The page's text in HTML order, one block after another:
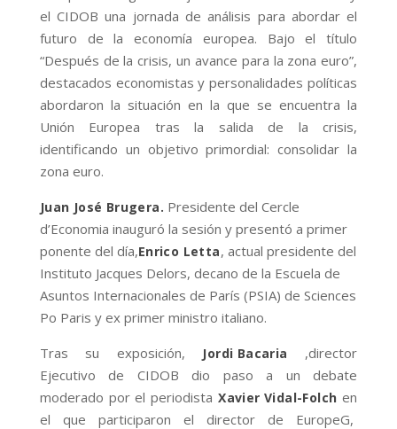
el CIDOB una jornada de análisis para abordar el
futuro de la economía europea. Bajo el título
“Después de la crisis, un avance para la zona euro”,
destacados economistas y personalidades políticas
abordaron la situación en la que se encuentra la
Unión Europea tras la salida de la crisis,
identificando un objetivo primordial: consolidar la
zona euro.
Juan José Brugera. Presidente del Cercle
d’Economia inauguró la sesión y presentó a primer
ponente del día,Enrico Letta, actual presidente del
Instituto Jacques Delors, decano de la Escuela de
Asuntos Internacionales de París (PSIA) de Sciences
Po Paris y ex primer ministro italiano.
Tras su exposición,
Jordi Bacaria
,director
Ejecutivo de CIDOB dio paso a un debate
moderado por el periodistaXavier Vidal-Folch en
el que participaron el director de EuropeG,